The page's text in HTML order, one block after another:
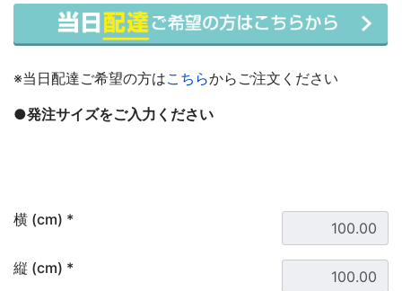
※当日配達ご希望の方はこちらからご注文ください
●発注サイズをご入力ください
横 (cm) *
縦 (cm) *